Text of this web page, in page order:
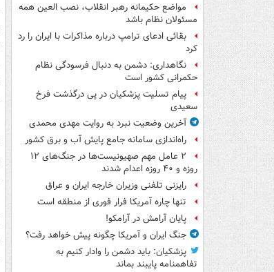
مواضع حکیمانه رهبر انقلاب، نصب العین همه
مسئولان نظام باشد
بقائی ادعای ترامپ درباره مذاکرات با ایران را رد
کرد
نگاهداری: دشمن به دنبال فرسودگی نظام
حکمرانی کشور است
پیام تسلیت پزشکیان در پی درگذشت فرخ
سعیدی
آخرین وضعیت نبرد به روایت مهدی محمدی
راه‌اندازی سامانه جامع پایش آب و برق کشور
۲ عامل مهم صهیونیست‌ها در جنگ‌های ۱۲
روزه و ۴۰ روزه اعدام شدند
رایزنی تلفنی وزیران خارجه ایران و عراق
تنها چاره آمریکا فرار فوری از منطقه است
پایان آرامش در آرامکو!
جنگ ایران و آمریکا چگونه پیش خواهد رفت؟
پزشکیان: باید دشمن را وادار کنیم به
تفاهم‎نامه پایبند بماند